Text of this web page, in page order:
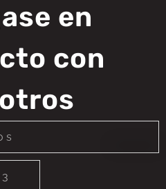
en
con